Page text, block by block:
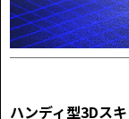
ハンディ型3Dス